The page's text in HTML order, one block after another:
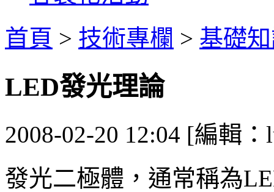
首頁 > 技術專欄 > 基礎
LED發光理論
2008-02-20 12:04 [編輯：
發光二極體，通常稱為